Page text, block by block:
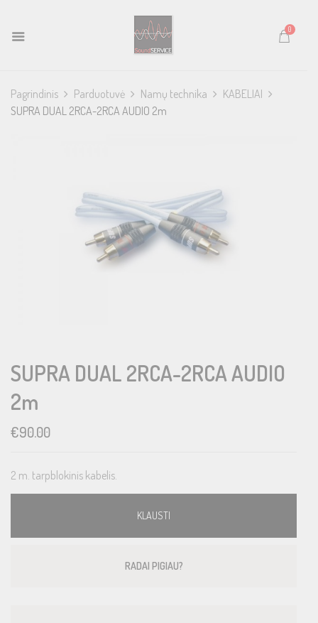
0
Pagrindinis Parduotuvė Namų technika
KABELIAI
SUPRA DUAL 2RCA-2RCA AUDIO 2m
SUPRA DUAL 2RCA-2RCA AUDIO
2m
€90.00
2 m. tarpblokinis kabelis.
KLAUSTI
RADAI PIGIAU?